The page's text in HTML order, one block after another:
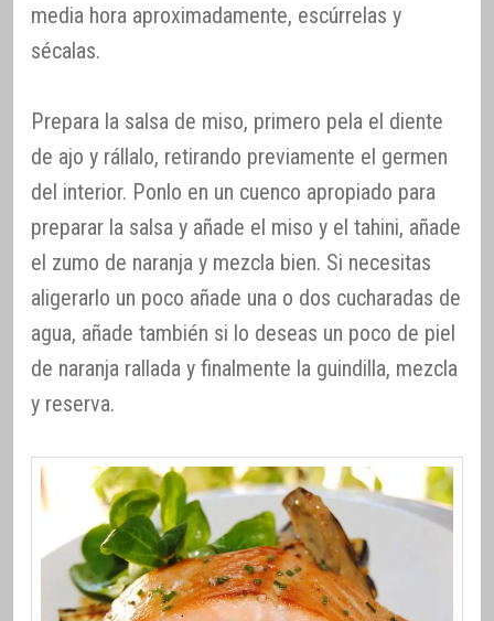
media hora aproximadamente, escúrrelas y
sécalas.
Prepara la salsa de miso, primero pela el diente
de ajo y rállalo, retirando previamente el germen
del interior. Ponlo en un cuenco apropiado para
preparar la salsa y añade el miso y el tahini, añade
el zumo de naranja y mezcla bien. Si necesitas
aligerarlo un poco añade una o dos cucharadas de
agua, añade también si lo deseas un poco de piel
de naranja rallada y finalmente la guindilla, mezcla
y reserva.